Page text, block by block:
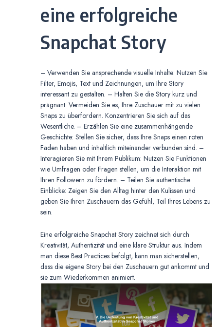
eine erfolgreiche
Snapchat Story
– Verwenden Sie ansprechende visuelle Inhalte: Nutzen Sie
Filter, Emojis, Text und Zeichnungen, um Ihre Story
interessant zu gestalten. – Halten Sie die Story kurz und
prägnant: Vermeiden Sie es, Ihre Zuschauer mit zu vielen
Snaps zu überfordern. Konzentrieren Sie sich auf das
Wesentliche. – Erzählen Sie eine zusammenhängende
Geschichte: Stellen Sie sicher, dass Ihre Snaps einen roten
Faden haben und inhaltlich miteinander verbunden sind. –
Interagieren Sie mit Ihrem Publikum: Nutzen Sie Funktionen
wie Umfragen oder Fragen stellen, um die Interaktion mit
Ihren Followern zu fördern. – Teilen Sie authentische
Einblicke: Zeigen Sie den Alltag hinter den Kulissen und
geben Sie Ihren Zuschauern das Gefühl, Teil Ihres Lebens zu
sein.
Eine erfolgreiche Snapchat Story zeichnet sich durch
Kreativität, Authentizität und eine klare Struktur aus. Indem
man diese Best Practices befolgt, kann man sicherstellen,
dass die eigene Story bei den Zuschauern gut ankommt und
sie zum Wiederkommen animiert.